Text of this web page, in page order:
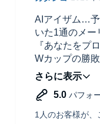
AIアイザム…予
いた1通のメー
『あなたをプ
Wカップの勝
そこから始ま
読めばわかる
思わぬ展開で